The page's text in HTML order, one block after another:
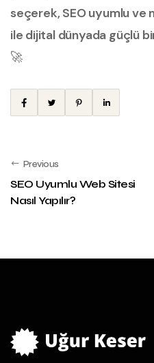
seçerek, SEO uyumlu
ile dijital dünyada güçlü
🚀
Previous
SEO Uyumlu Web Sitesi
Nasıl Yapılır?